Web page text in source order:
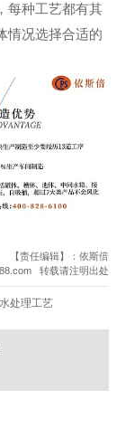
每种工艺都有其
情况选择合适的
【责任编辑】：依斯倍
转载请注明出处
处理工艺